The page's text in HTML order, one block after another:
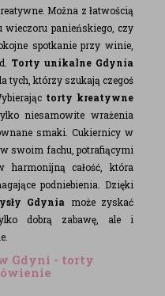
Można z łatwością
wieczoru panieńskiego, czy
spotkanie przy winie,
Torty unikalne Gdynia
tych, którzy szukają czegoś
torty kreatywne
niesamowite wrażenia
smaki. Cukiernicy w
swoim fachu, potrafiącymi
harmonijną całość, która
podniebienia. Dzięki
Gdynia może zyskać
dobrą zabawę, ale i
Gdyni - torty